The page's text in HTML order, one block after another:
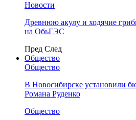
Новости
Древнюю акулу и ходячие
на ОбьГЭС
Пред След
Общество
Общество
В Новосибирске установили
Романа Руденко
Общество